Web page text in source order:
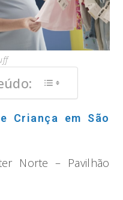
Criança em São
Norte – Pavilhão